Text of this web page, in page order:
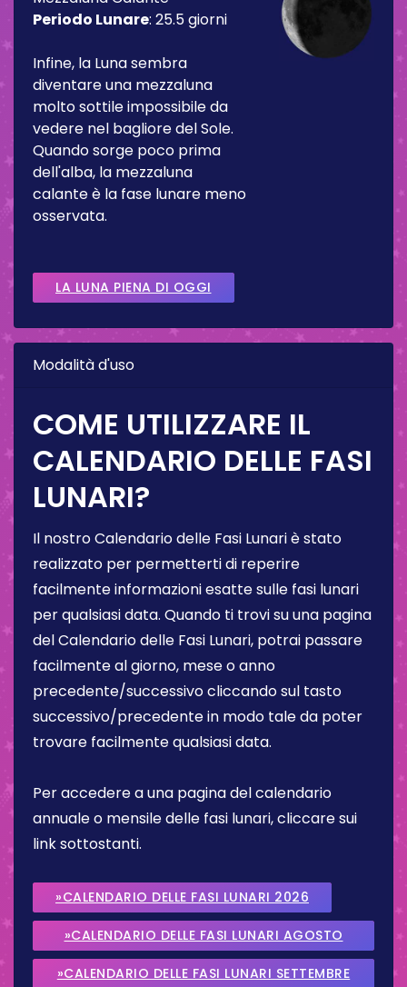
Periodo Lunare: 25.5 giorni
Infine, la Luna sembra
diventare una mezzaluna
molto sottile impossibile da
vedere nel bagliore del Sole.
Quando sorge poco prima
dell'alba, la mezzaluna
calante è la fase lunare meno
osservata.
LA LUNA PIENA DI OGGI
Modalità d'uso
COME UTILIZZARE IL
CALENDARIO DELLE FASI
LUNARI?
Il nostro Calendario delle Fasi Lunari è stato
realizzato per permetterti di reperire
facilmente informazioni esatte sulle fasi lunari
per qualsiasi data. Quando ti trovi su una pagina
del Calendario delle Fasi Lunari, potrai passare
facilmente al giorno, mese o anno
precedente/successivo cliccando sul tasto
successivo/precedente in modo tale da poter
trovare facilmente qualsiasi data.
Per accedere a una pagina del calendario
annuale o mensile delle fasi lunari, cliccare sui
link sottostanti.
»CALENDARIO DELLE FASI LUNARI 2026
»CALENDARIO DELLE FASI LUNARI AGOSTO
2026
»CALENDARIO DELLE FASI LUNARI SETTEMBRE